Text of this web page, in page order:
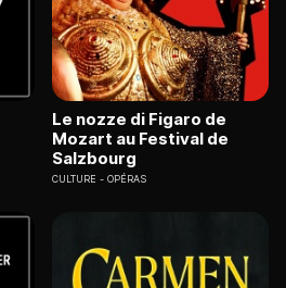
Le nozze di Figaro de
Mozart au Festival de
Salzbourg
CULTURE OPÉRAS